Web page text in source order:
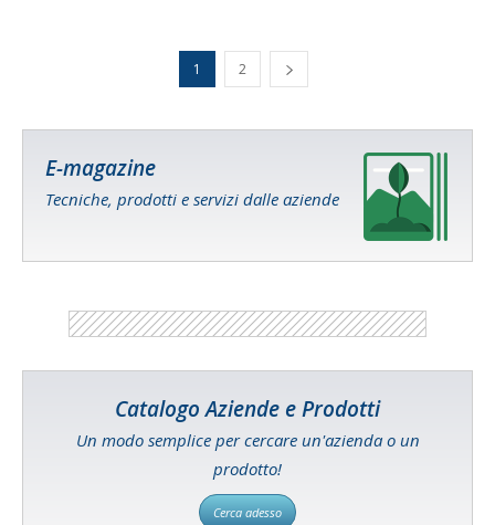
1 2
E-magazine
Tecniche, prodotti e servizi dalle aziende
Catalogo Aziende e Prodotti
Un modo semplice per cercare un'azienda o un
prodotto!
Cerca adesso